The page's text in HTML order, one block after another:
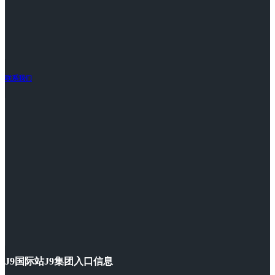
联系我们
J9国际站J9集团入口信息